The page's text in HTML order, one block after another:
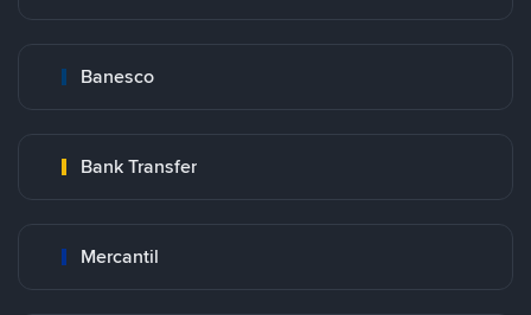
Banesco
Bank Transfer
Mercantil